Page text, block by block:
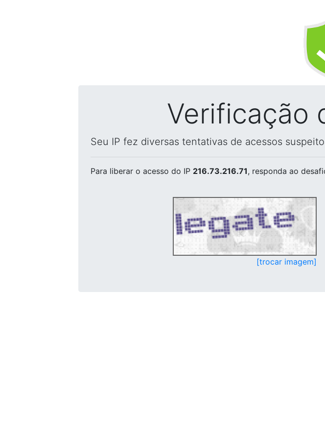
Verificação
Seu IP fez diversas tentativas de acessos
Para liberar o acesso do IP 216.73.216.71, responda ao
[trocar imagem]